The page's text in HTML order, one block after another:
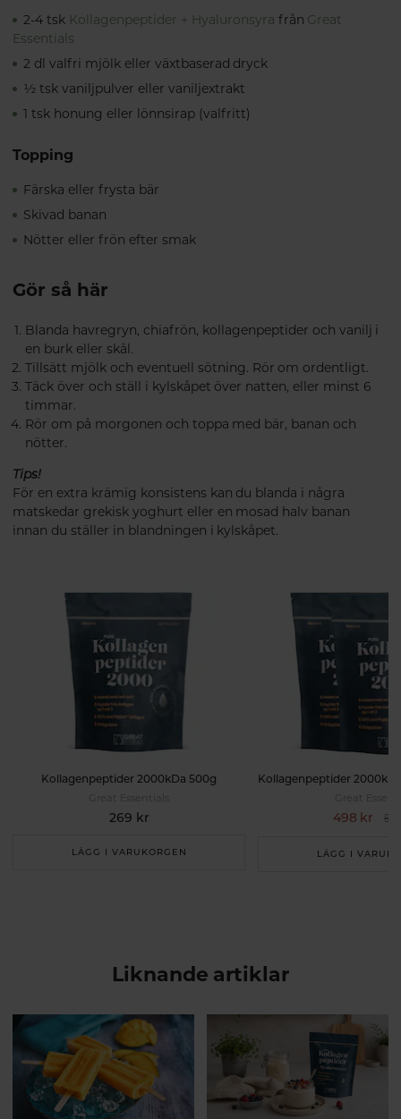
2-4 tsk Kollagenpeptider + Hyaluronsyra från Great
Essentials
2 dl valfri mjölk eller växtbaserad dryck
½ tsk vaniljpulver eller vaniljextrakt
1 tsk honung eller lönnsirap (valfritt)
Topping
Färska eller frysta bär
Skivad banan
Nötter eller frön efter smak
Gör så här
Blanda havregryn, chiafrön, kollagenpeptider och vanilj i
en burk eller skål.
Tillsätt mjölk och eventuell sötning. Rör om ordentligt.
Täck över och ställ i kylskåpet över natten, eller minst 6
timmar.
Rör om på morgonen och toppa med bär, banan och
nötter.
Tips!
För en extra krämig konsistens kan du blanda i några
matskedar grekisk yoghurt eller en mosad halv banan
innan du ställer in blandningen i kylskåpet.
Kollagenpeptider 2000kDa 500g
Great Essentials
269 kr
LÄGG I VARUKORGEN
Great
498 kr
LÄGG I
Liknande artiklar